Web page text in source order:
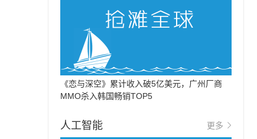
《恋与深空》累计收入破5亿美元，广州厂商
MMO杀入韩国畅销TOP5
人工智能 更多